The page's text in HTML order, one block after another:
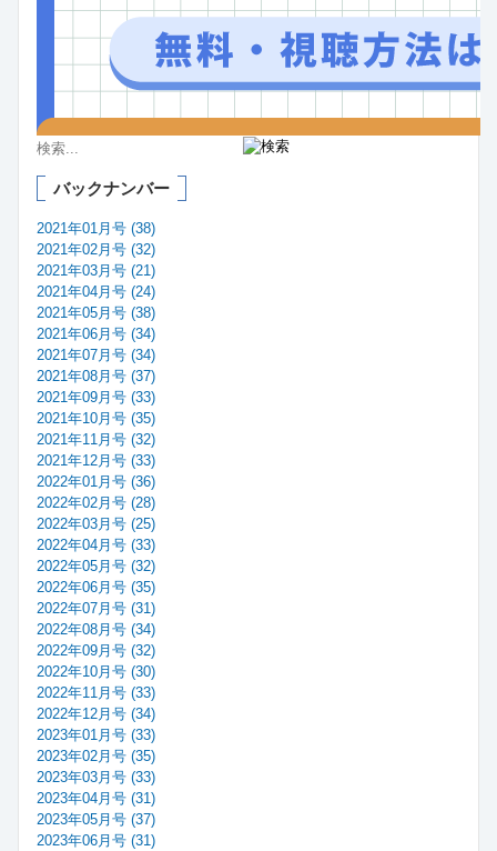
バックナンバー
2021年01月号 (38)
2021年02月号 (32)
2021年03月号 (21)
2021年04月号 (24)
2021年05月号 (38)
2021年06月号 (34)
2021年07月号 (34)
2021年08月号 (37)
2021年09月号 (33)
2021年10月号 (35)
2021年11月号 (32)
2021年12月号 (33)
2022年01月号 (36)
2022年02月号 (28)
2022年03月号 (25)
2022年04月号 (33)
2022年05月号 (32)
2022年06月号 (35)
2022年07月号 (31)
2022年08月号 (34)
2022年09月号 (32)
2022年10月号 (30)
2022年11月号 (33)
2022年12月号 (34)
2023年01月号 (33)
2023年02月号 (35)
2023年03月号 (33)
2023年04月号 (31)
2023年05月号 (37)
2023年06月号 (31)